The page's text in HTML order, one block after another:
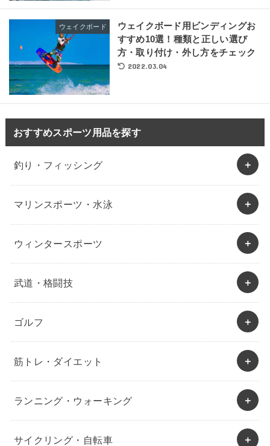
ウェイクボード
ウェイクボード用ビンディングお
すすめ10選！種類と正しい選び
方・取り付け・外し方をチェック
2022.03.04
おすすめスポーツ用品を探す
釣り・フィッシング
マリンスポーツ・水泳
ウィンタースポーツ
武道・格闘技
ゴルフ
筋トレ・ダイエット
ランニング・ウォーキング
サイクリング・自転車